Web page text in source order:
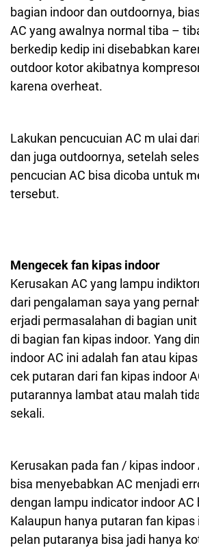
bagian indoor dan outdoornya,
AC yang awalnya normal tiba –
berkedip kedip ini disebabkan
outdoor kotor akibatnya
karena overheat.
Lakukan pencucuian AC m ulai
dan juga outdoornya, setelah
pencucian AC bisa dicoba untuk
tersebut.
Mengecek fan kipas indoor
Kerusakan AC yang lampu
dari pengalaman saya yang
erjadi permasalahan di bagian
di bagian fan kipas indoor. Yang
indoor AC ini adalah fan atau
cek putaran dari fan kipas indoor
putarannya lambat atau malah
sekali.
Kerusakan pada fan / kipas indoor
bisa menyebabkan AC menjadi
dengan lampu indicator indoor AC
Kalaupun hanya putaran fan kipas
pelan putaranya bisa jadi hanya